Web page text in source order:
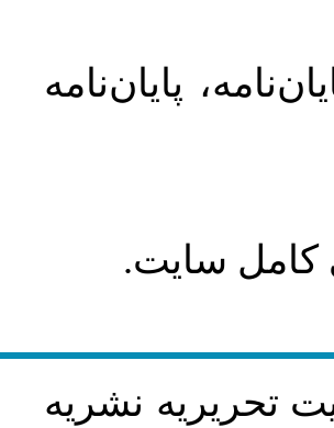
پایان‌نامه
کامل سایت.
تحريريه نشريه